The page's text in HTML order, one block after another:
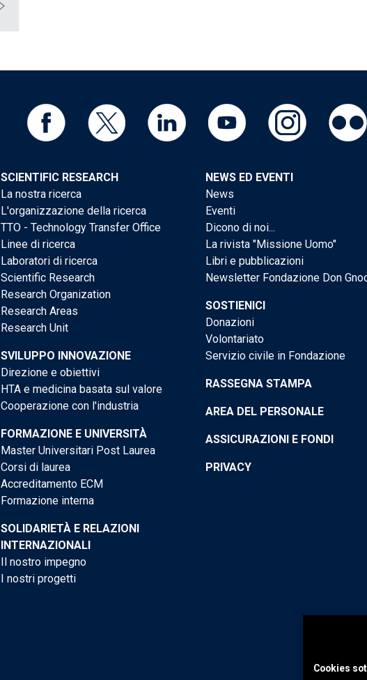
SCIENTIFIC RESEARCH
La nostra ricerca
L'organizzazione della ricerca
TTO - Technology Transfer Office
Linee di ricerca
Laboratori di ricerca
Scientific Research
Research Organization
Research Areas
Research Unit
SVILUPPO INNOVAZIONE
Direzione e obiettivi
HTA e medicina basata sul valore
Cooperazione con l'industria
FORMAZIONE E UNIVERSITÀ
Master Universitari Post Laurea
Corsi di laurea
Accreditamento ECM
Formazione interna
SOLIDARIETÀ E RELAZIONI
INTERNAZIONALI
Il nostro impegno
I nostri progetti
NEWS ED EVENTI
News
Eventi
Dicono di noi...
La rivista "Missione Uomo"
Libri e pubblicazioni
Newsletter Fondazione Don
SOSTIENICI
Donazioni
Volontariato
Servizio civile in Fondazione
RASSEGNA STAMPA
AREA DEL PERSONALE
ASSICURAZIONI E FONDI
PRIVACY
Cookies